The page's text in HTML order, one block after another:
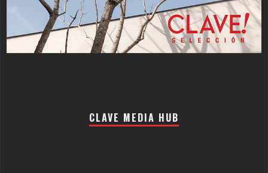
CLAVE MEDIA HUB